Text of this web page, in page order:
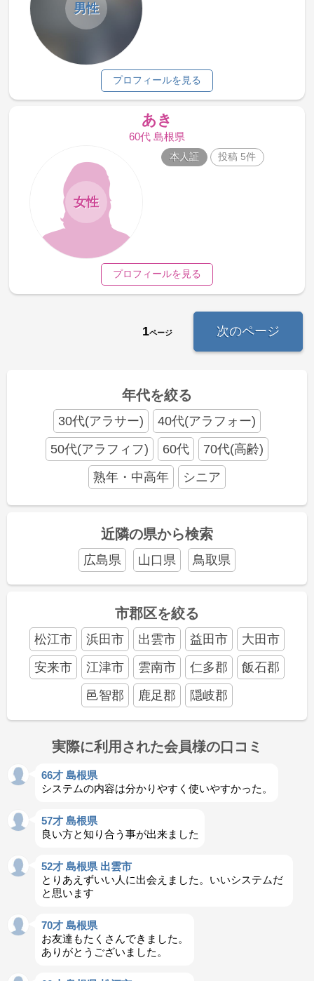
男性
プロフィールを見る
あき
60代 島根県
女性
本人証 投稿 5件
プロフィールを見る
1ページ 次のページ
年代を絞る
30代(アラサー)
40代(アラフォー)
50代(アラフィフ)
60代
70代(高齢)
熟年・中高年
シニア
近隣の県から検索
広島県 山口県 鳥取県
市郡区を絞る
松江市 浜田市 出雲市 益田市
大田市
安来市
江津市 雲南市 仁多郡
飯石郡
邑智郡
鹿足郡 隠岐郡
実際に利用された会員様の口コミ
66才 島根県
システムの内容は分かりやすく使いやすかった。
57才 島根県
良い方と知り合う事が出来ました
52才 島根県 出雲市
とりあえずいい人に出会えました。いいシステムだ
と思います
70才 島根県
お友達もたくさんできました。
ありがとうございました。